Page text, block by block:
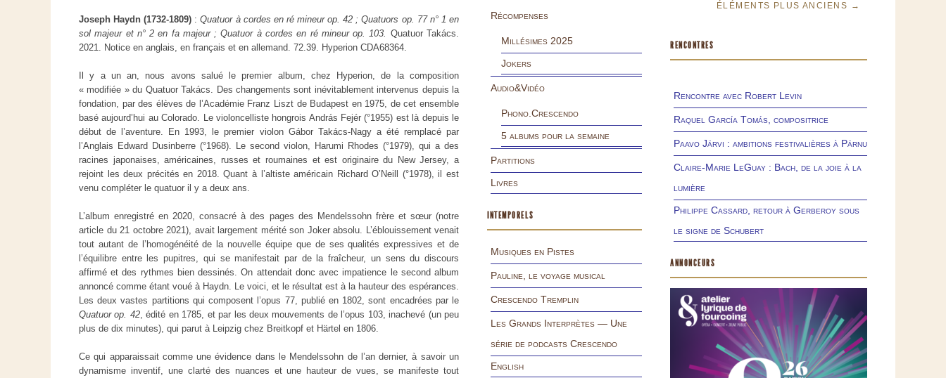
Joseph Haydn (1732-1809) :Quatuor à cordes en ré mineur op. 42 ; Quatuors op. 77 n° 1 en
sol majeur et n° 2 en fa majeur ; Quatuor à cordes en ré mineur op. 103. Quatuor Takács.
2021. Notice en anglais, en français et en allemand. 72.39. Hyperion CDA68364.
Il y a un an, nous avons salué le premier album, chez Hyperion, de la composition
« modifiée » du Quatuor Takács. Des changements sont inévitablement intervenus depuis la
fondation, par des élèves de l’Académie Franz Liszt de Budapest en 1975, de cet ensemble
basé aujourd’hui au Colorado. Le violoncelliste hongrois András Fejér (°1955) est là depuis le
début de l’aventure. En 1993, le premier violon Gábor Takács-Nagy a été remplacé par
l’Anglais Edward Dusinberre (°1968). Le second violon, Harumi Rhodes (°1979), qui a des
racines japonaises, américaines, russes et roumaines et est originaire du New Jersey, a
rejoint les deux précités en 2018. Quant à l’altiste américain Richard O’Neill (°1978), il est
venu compléter le quatuor il y a deux ans.
L’album enregistré en 2020, consacré à des pages des Mendelssohn frère et sœur (notre
article du 21 octobre 2021), avait largement mérité son Joker absolu. L’éblouissement venait
tout autant de l’homogénéité de la nouvelle équipe que de ses qualités expressives et de
l’équilibre entre les pupitres, qui se manifestait par de la fraîcheur, un sens du discours
affirmé et des rythmes bien dessinés. On attendait donc avec impatience le second album
annoncé comme étant voué à Haydn. Le voici, et le résultat est à la hauteur des espérances.
Les deux vastes partitions qui composent l’opus 77, publié en 1802, sont encadrées par le
Quatuor op. 42, édité en 1785, et par les deux mouvements de l’opus 103, inachevé (un peu
plus de dix minutes), qui parut à Leipzig chez Breitkopf et Härtel en 1806.
Ce qui apparaissait comme une évidence dans le Mendelssohn de l’an dernier, à savoir un
dynamisme inventif, une clarté des nuances et une hauteur de vues, se manifeste tout
Récompenses
Millésimes 2025
Jokers
Audio&Vidéo
Phono.Crescendo
5 albums pour la semaine
Partitions
Livres
INTEMPORELS
Musiques en Pistes
Pauline, le voyage musical
Crescendo Tremplin
Les Grands Interprètes — Une
série de podcasts Crescendo
English
ÉLÉMENTS PLUS ANCIENS →
RENCONTRES
Rencontre avec Robert Levin
Raquel García Tomás, compositrice
Paavo Järvi : ambitions festivalières à Pärnu
Claire-Marie LeGuay : Bach, de la joie à la
lumière
Philippe Cassard, retour à Gerberoy sous
le signe de Schubert
ANNONCEURS